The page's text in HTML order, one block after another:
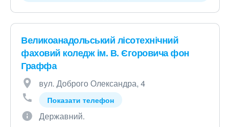
Великоанадольський лісотехнічний
фаховий коледж ім. В. Єгоровича фон
Граффа
вул. Доброго Олександра, 4
Показати телефон
Державний.